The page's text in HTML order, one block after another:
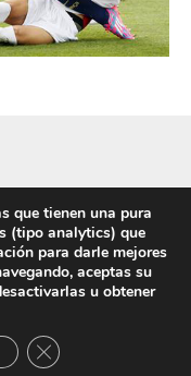
que tienen una pura
(tipo analytics) que
para darle mejores
aceptas su
u obtener
Cerrar el banner de